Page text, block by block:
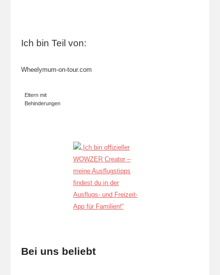
Ich bin Teil von:
Wheelymum-on-tour.com
Eltern mit
Behinderungen
Bei uns beliebt